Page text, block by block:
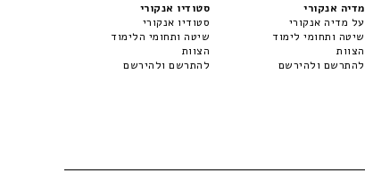
מדיה אנקורי
על מדיה אנקורי
שיטה ותחומי לימוד
הצוות
להתרשם ולהירשם
סטודיו אנקורי
סטודיו אנקורי
שיטה ותחומי הלימוד
הצוות
להתרשם ולהירשם